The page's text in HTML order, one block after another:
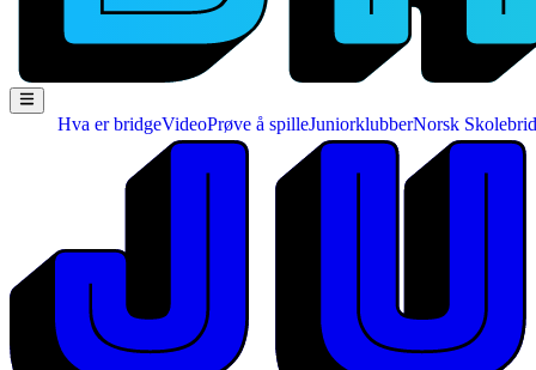
Hva er bridgeVideoPrøve å spilleJuniorklubberNorsk